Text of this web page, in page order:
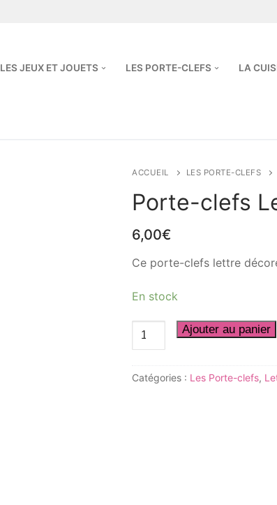
LES JEUX ET JOUETS LES PORTE-CLEFS LA
ACCUEIL LES PORTE-CLEFS
Porte-clefs
6,00€
Ce porte-clefs lettre
En stock
quantité
de
clefs
Ajouter au panier
Catégories : Les Porte-clefs,